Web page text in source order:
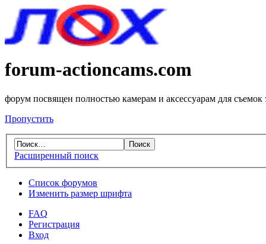
forum-actioncams.com
форум посвящен полностью камерам и аксессуарам для съемок
Пропустить
Расширенный поиск
Список форумов
Изменить размер шрифта
FAQ
Регистрация
Вход